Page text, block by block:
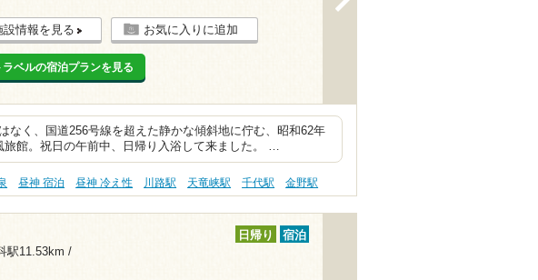
設情報を見る お気に入りに追加
ラベルの宿泊プランを見る
なく、国道256号線を超えた静かな傾斜地に佇む、昭和62年
旅館。祝日の午前中、日帰り入浴して来ました。 …
昼神 宿泊 昼神 冷え性 川路駅 天竜峡駅 千代駅 金野駅
駅11.53km /
日帰り 宿泊